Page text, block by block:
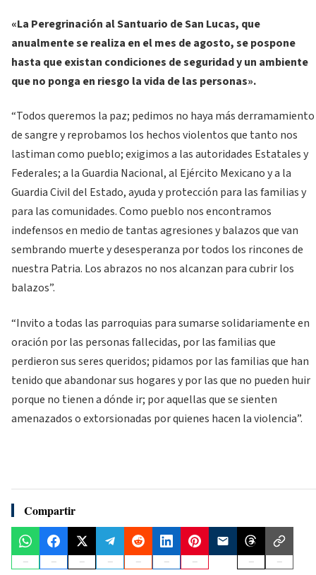
«La Peregrinación al Santuario de San Lucas, que
anualmente se realiza en el mes de agosto, se pospone
hasta que existan condiciones de seguridad y un ambiente
que no ponga en riesgo la vida de las personas».
“Todos queremos la paz; pedimos no haya más derramamiento
de sangre y reprobamos los hechos violentos que tanto nos
lastiman como pueblo; exigimos a las autoridades Estatales y
Federales; a la Guardia Nacional, al Ejército Mexicano y a la
Guardia Civil del Estado, ayuda y protección para las familias y
para las comunidades. Como pueblo nos encontramos
indefensos en medio de tantas agresiones y balazos que van
sembrando muerte y desesperanza por todos los rincones de
nuestra Patria. Los abrazos no nos alcanzan para cubrir los
balazos”.
“Invito a todas las parroquias para sumarse solidariamente en
oración por las personas fallecidas, por las familias que
perdieron sus seres queridos; pidamos por las familias que han
tenido que abandonar sus hogares y por las que no pueden huir
porque no tienen a dónde ir; por aquellas que se sienten
amenazados o extorsionadas por quienes hacen la violencia”.
Compartir